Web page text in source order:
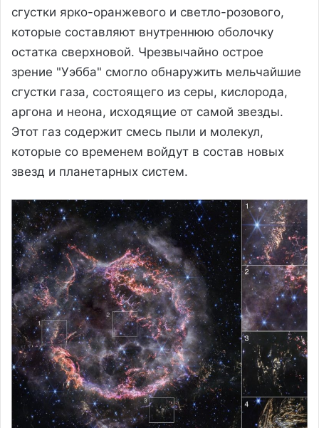
сгустки ярко-оранжевого и светло-розового,
которые составляют внутреннюю оболочку
остатка сверхновой. Чрезвычайно острое
зрение "Уэбба" смогло обнаружить мельчайшие
сгустки газа, состоящего из серы, кислорода,
аргона и неона, исходящие от самой звезды.
Этот газ содержит смесь пыли и молекул,
которые со временем войдут в состав новых
звезд и планетарных систем.